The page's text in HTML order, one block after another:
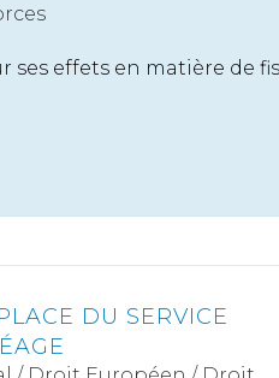
ses effets en matière de
DU SERVICE